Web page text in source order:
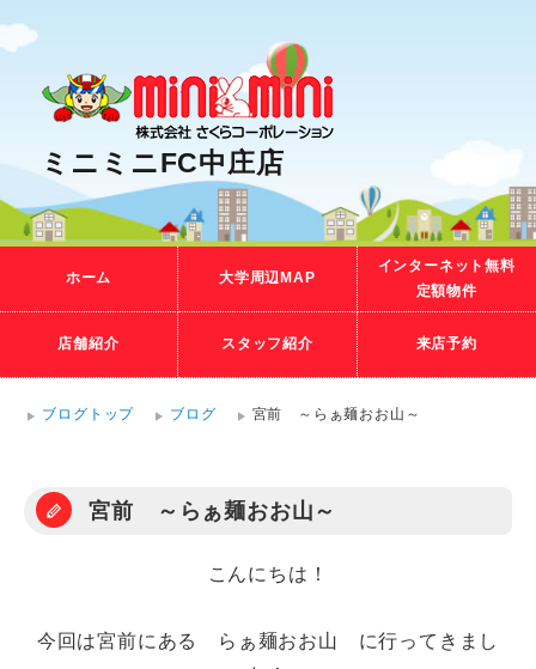
ミニミニFC中庄店
ホーム 大学周辺MAP
インターネット無料
定額物件
店舗紹介 スタッフ紹介 来店予約
ブログトップ ブログ 宮前 ～らぁ麺おお山～
宮前 ～らぁ麺おお山～
こんにちは！
今回は宮前にある らぁ麺おお山 に行ってきまし